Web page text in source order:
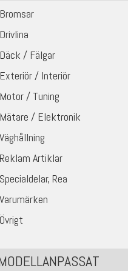
Bromsar
Drivlina
Däck / Fälgar
Exteriör / Interiör
Motor / Tuning
Mätare / Elektronik
Väghållning
Reklam Artiklar
Specialdelar, Rea
Varumärken
Övrigt